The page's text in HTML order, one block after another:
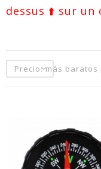
dessus ⬆️ sur
Precio: más baratos